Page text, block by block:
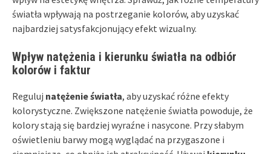
światła wpływają na postrzeganie kolorów, aby uzyskać
najbardziej satysfakcjonujący efekt wizualny.
Wpływ natężenia i kierunku światła na odbiór
kolorów i faktur
Reguluj natężenie światła, aby uzyskać różne efekty
kolorystyczne. Zwiększone natężenie światła powoduje, że
kolory stają się bardziej wyraźne i nasycone. Przy słabym
oświetleniu barwy mogą wyglądać na przygaszone i